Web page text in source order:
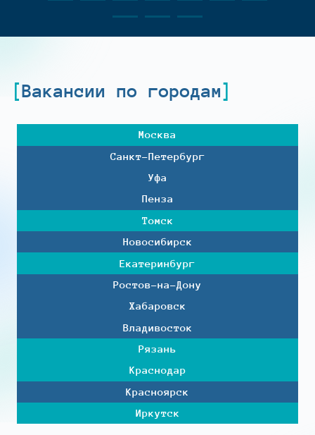
Вакансии по городам
Москва
Санкт-Петербург
Уфа
Пенза
Томск
Новосибирск
Екатеринбург
Ростов-на-Дону
Хабаровск
Владивосток
Рязань
Краснодар
Красноярск
Иркутск